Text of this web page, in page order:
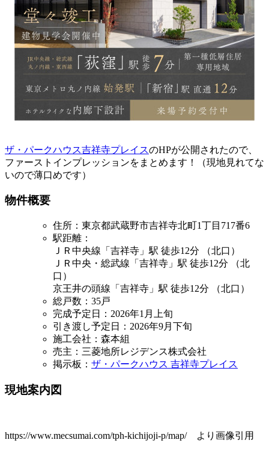
ザ・パークハウス吉祥寺プレイスのHPが公開されたので、
ファーストインプレッションをまとめます！（現地見れてな
いので薄口めです）
物件概要
住所：東京都武蔵野市吉祥寺北町1丁目717番6
駅距離：
ＪＲ中央線「吉祥寺」駅 徒歩12分 （北口）
ＪＲ中央・総武線「吉祥寺」駅 徒歩12分 （北
口）
京王井の頭線「吉祥寺」駅 徒歩12分 （北口）
総戸数：35戸
完成予定日：2026年1月上旬
引き渡し予定日：2026年9月下旬
施工会社：森本組
売主：三菱地所レジデンス株式会社
掲示板： ザ・パークハウス 吉祥寺プレイス
現地案内図
https://www.mecsumai.com/tph-kichijoji-p/map/ より画像引用